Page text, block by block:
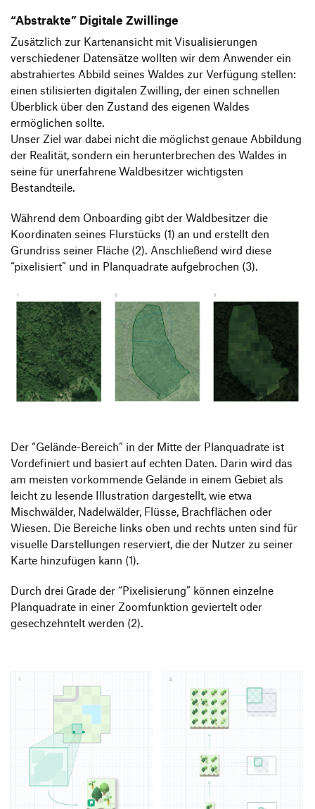
“Abstrakte” Digitale Zwillinge
Zusätzlich zur Kartenansicht mit Visualisierungen
verschiedener Datensätze wollten wir dem Anwender ein
abstrahiertes Abbild seines Waldes zur Verfügung stellen:
einen stilisierten digitalen Zwilling, der einen schnellen
Überblick über den Zustand des eigenen Waldes
ermöglichen sollte.
Unser Ziel war dabei nicht die möglichst genaue Abbildung
der Realität, sondern ein herunterbrechen des Waldes in
seine für unerfahrene Waldbesitzer wichtigsten
Bestandteile.
Während dem Onboarding gibt der Waldbesitzer die
Koordinaten seines Flurstücks (1) an und erstellt den
Grundriss seiner Fläche (2). Anschließend wird diese
“pixelisiert” und in Planquadrate aufgebrochen (3).
Der “Gelände-Bereich” in der Mitte der Planquadrate ist
Vordefiniert und basiert auf echten Daten. Darin wird das
am meisten vorkommende Gelände in einem Gebiet als
leicht zu lesende Illustration dargestellt, wie etwa
Mischwälder, Nadelwälder, Flüsse, Brachflächen oder
Wiesen. Die Bereiche links oben und rechts unten sind für
visuelle Darstellungen reserviert, die der Nutzer zu seiner
Karte hinzufügen kann (1).
Durch drei Grade der “Pixelisierung” können einzelne
Planquadrate in einer Zoomfunktion geviertelt oder
gesechzehntelt werden (2).